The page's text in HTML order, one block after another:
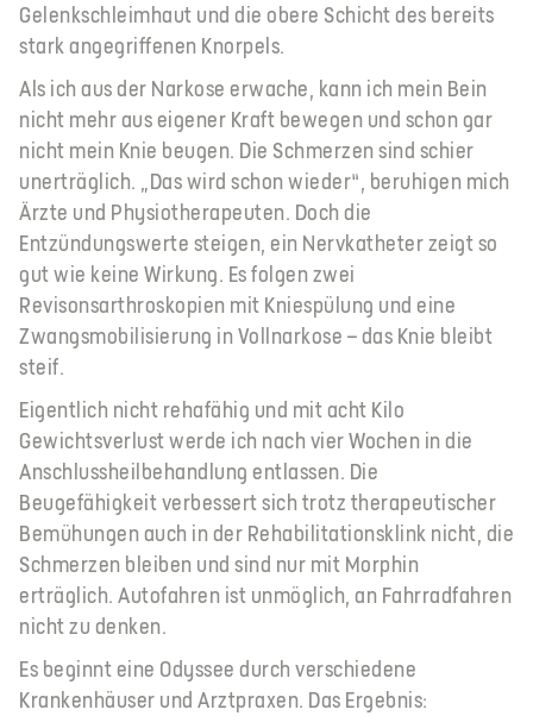
Gelenkschleimhaut und die obere Schicht des bereits
stark angegriffenen Knorpels.
Als ich aus der Narkose erwache, kann ich mein Bein
nicht mehr aus eigener Kraft bewegen und schon gar
nicht mein Knie beugen. Die Schmerzen sind schier
unerträglich. „Das wird schon wieder“, beruhigen mich
Ärzte und Physiotherapeuten. Doch die
Entzündungswerte steigen, ein Nervkatheter zeigt so
gut wie keine Wirkung. Es folgen zwei
Revisonsarthroskopien mit Kniespülung und eine
Zwangsmobilisierung in Vollnarkose – das Knie bleibt
steif.
Eigentlich nicht rehafähig und mit acht Kilo
Gewichtsverlust werde ich nach vier Wochen in die
Anschlussheilbehandlung entlassen. Die
Beugefähigkeit verbessert sich trotz therapeutischer
Bemühungen auch in der Rehabilitationsklink nicht, die
Schmerzen bleiben und sind nur mit Morphin
erträglich. Autofahren ist unmöglich, an Fahrradfahren
nicht zu denken.
Es beginnt eine Odyssee durch verschiedene
Krankenhäuser und Arztpraxen. Das Ergebnis: